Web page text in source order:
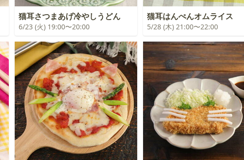
猫耳さつまあげ冷やしうどん
6/23 (火) 19:00〜20:00
猫耳はんぺんオムライス
5/28 (木) 21:00〜22:00